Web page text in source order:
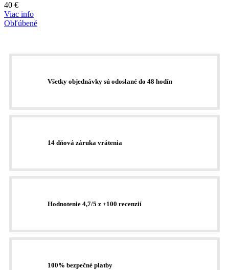
40 €
Viac info
Obľúbené
Všetky objednávky sú odoslané do 48 hodín
14 dňová záruka vrátenia
Hodnotenie 4,7/5 z +100 recenzií
100% bezpečné platby